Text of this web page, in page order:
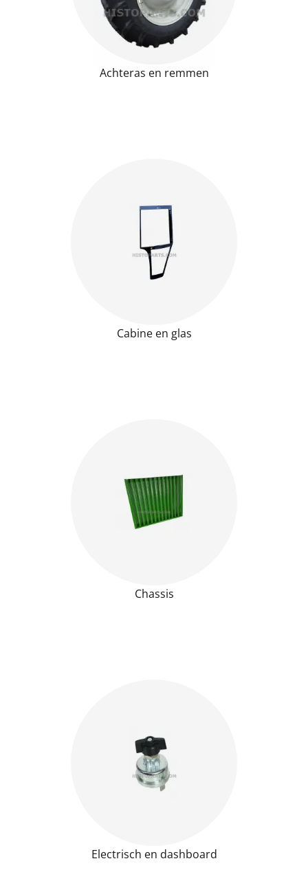
Achteras en remmen
Cabine en glas
Chassis
Electrisch en dashboard